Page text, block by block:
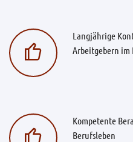
Langjährige
Arbeitgebern im
Kompetente
Berufsleben